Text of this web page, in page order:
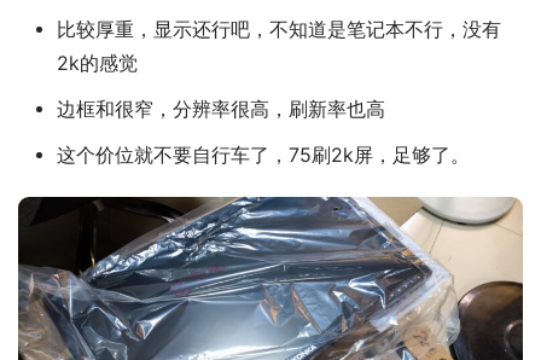
比较厚重，显示还行吧，不知道是笔记本不行，没有
2k的感觉
边框和很窄，分辨率很高，刷新率也高
这个价位就不要自行车了，75刷2k屏，足够了。